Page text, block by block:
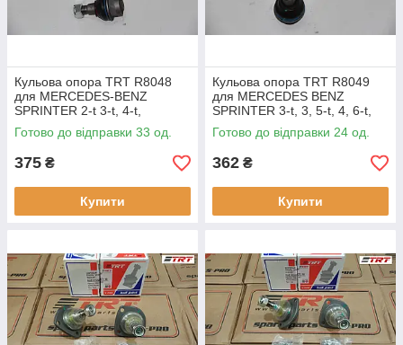
Кульова опора TRT R8048
для MERCEDES-BENZ
SPRINTER 2-t 3-t, 4-t,
VOLKSWAGEN LT 28-35 II, LT
28-46 II, оригінальні номери:
Готово до відправки 33 од.
375 ₴
Купити
Кульова опора TRT R8049
для MERCEDES BENZ
SPRINTER 3-t, 3, 5-t, 4, 6-t,
VOLKSWAGEN CRAFTER 30-
35, 30-50, оригінальні
Готово до відправки 24 од.
362 ₴
Купити